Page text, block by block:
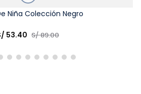
Niña Colección Negro
53.40 S/89.00